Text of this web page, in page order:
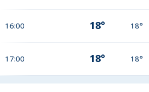
16:00 18° 18°
17:00 18° 18°